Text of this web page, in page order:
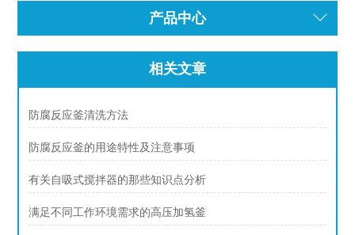
产品中心
相关文章
防腐反应釜清洗方法
防腐反应釜的用途特性及注意事项
有关自吸式搅拌器的那些知识点分析
满足不同工作环境需求的高压加氢釜